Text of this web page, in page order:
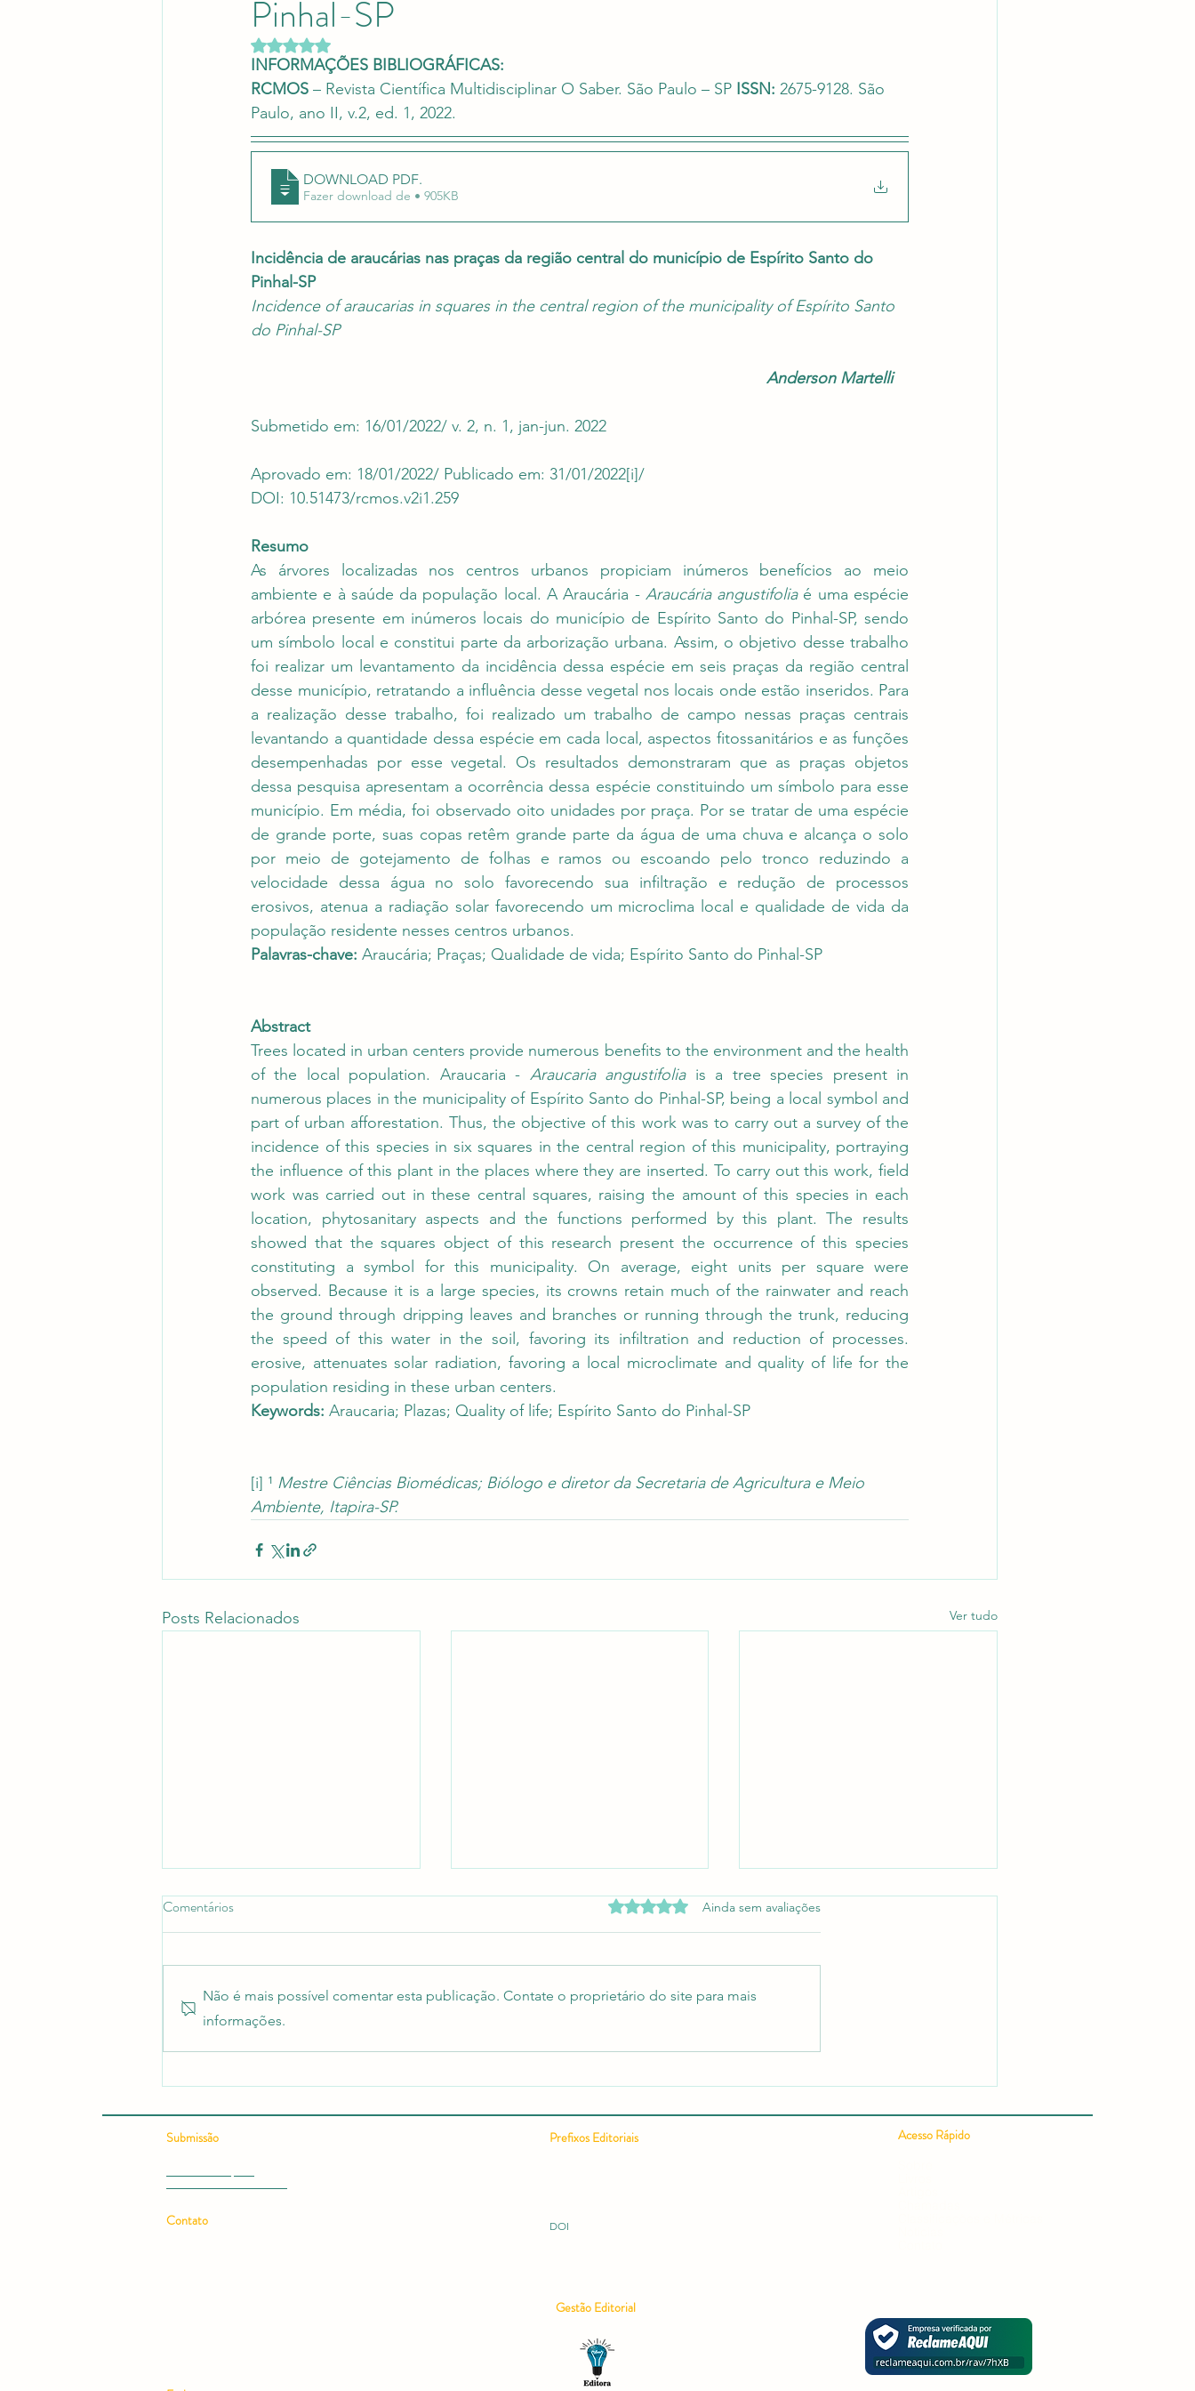
Revistas Científicas
Pinhal-SP
Avaliado com NaN de 5 estrelas.
INFORMAÇÕES BIBLIOGRÁFICAS:
RCMOS – Revista Científica Multidisciplinar O Saber. São Paulo – SP ISSN: 2675-9128. São
Paulo, ano II, v.2, ed. 1, 2022.
DOWNLOAD PDF.
Fazer download de • 905KB
Incidência de araucárias nas praças da região central do município de Espírito Santo do
Pinhal-SP
Incidence of araucarias in squares in the central region of the municipality of Espírito Santo
do Pinhal-SP
Anderson Martelli
Submetido em: 16/01/2022/ v. 2, n. 1, jan-jun. 2022
Aprovado em: 18/01/2022/ Publicado em: 31/01/2022[i]/
DOI: 10.51473/rcmos.v2i1.259
Resumo
As árvores localizadas nos centros urbanos propiciam inúmeros benefícios ao meio
ambiente e à saúde da população local. A Araucária - Araucária angustifolia é uma espécie
arbórea presente em inúmeros locais do município de Espírito Santo do Pinhal-SP, sendo
um símbolo local e constitui parte da arborização urbana. Assim, o objetivo desse trabalho
foi realizar um levantamento da incidência dessa espécie em seis praças da região central
desse município, retratando a influência desse vegetal nos locais onde estão inseridos. Para
a realização desse trabalho, foi realizado um trabalho de campo nessas praças centrais
levantando a quantidade dessa espécie em cada local, aspectos fitossanitários e as funções
desempenhadas por esse vegetal. Os resultados demonstraram que as praças objetos
dessa pesquisa apresentam a ocorrência dessa espécie constituindo um símbolo para esse
município. Em média, foi observado oito unidades por praça. Por se tratar de uma espécie
de grande porte, suas copas retêm grande parte da água de uma chuva e alcança o solo
por meio de gotejamento de folhas e ramos ou escoando pelo tronco reduzindo a
velocidade dessa água no solo favorecendo sua infiltração e redução de processos
erosivos, atenua a radiação solar favorecendo um microclima local e qualidade de vida da
população residente nesses centros urbanos.
Palavras-chave: Araucária; Praças; Qualidade de vida; Espírito Santo do Pinhal-SP
Abstract
Trees located in urban centers provide numerous benefits to the environment and the health
of the local population. Araucaria - Araucaria angustifolia is a tree species present in
numerous places in the municipality of Espírito Santo do Pinhal-SP, being a local symbol and
part of urban afforestation. Thus, the objective of this work was to carry out a survey of the
incidence of this species in six squares in the central region of this municipality, portraying
the influence of this plant in the places where they are inserted. To carry out this work, field
work was carried out in these central squares, raising the amount of this species in each
location, phytosanitary aspects and the functions performed by this plant. The results
showed that the squares object of this research present the occurrence of this species
constituting a symbol for this municipality. On average, eight units per square were
observed. Because it is a large species, its crowns retain much of the rainwater and reach
the ground through dripping leaves and branches or running through the trunk, reducing
the speed of this water in the soil, favoring its infiltration and reduction of processes.
erosive, attenuates solar radiation, favoring a local microclimate and quality of life for the
population residing in these urban centers.
Keywords: Araucaria; Plazas; Quality of life; Espírito Santo do Pinhal-SP
[i] ¹ Mestre Ciências Biomédicas; Biólogo e diretor da Secretaria de Agricultura e Meio
Ambiente, Itapira-SP.
Posts Relacionados Ver tudo
Revista científica RCMOS é
publicar artigos científicos
Relatório editorial semestral da
recorde de acessos e expansão
internacional
Como Publicar um Artigo
Completo para uma Publicação
Científica Rápida e Conquistar
Pontuação em Editais e
Comentários Avaliado com 0 de 5 estrelas.
Ainda sem avaliações
Não é mais possível comentar esta publicação. Contate o proprietário do site para mais
informações.
Submissão
Contato
Prefixos Editoriais
DOI
Acesso Rápido
Gestão Editorial